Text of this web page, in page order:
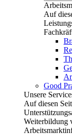
Auf
Good
Unsere
Auf diesen
Weiterbildung